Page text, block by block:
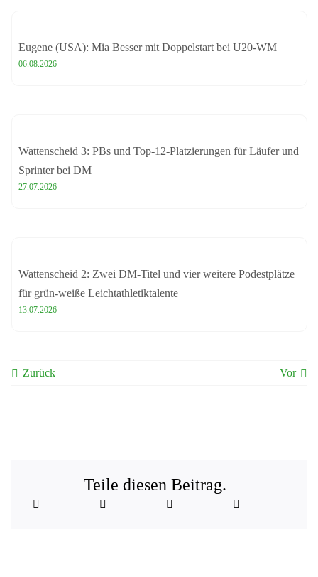
Eugene (USA): Mia Besser mit Doppelstart bei U20-WM
06.08.2026
Wattenscheid 3: PBs und Top-12-Platzierungen für Läufer und
Sprinter bei DM
27.07.2026
Wattenscheid 2: Zwei DM-Titel und vier weitere Podestplätze
für grün-weiße Leichtathletiktalente
13.07.2026
Zurück Vor
Teile diesen Beitrag.